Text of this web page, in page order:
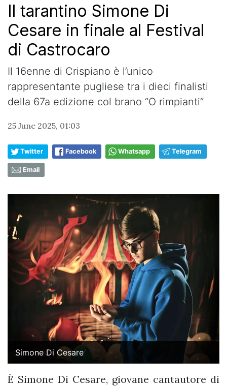
Il tarantino Simone Di
Cesare in finale al Festival
di Castrocaro
Il 16enne di Crispiano è l’unico
rappresentante pugliese tra i dieci finalisti
della 67a edizione col brano “O rimpianti”
25 June 2025, 01:03
Twitter Facebook Whatsapp Telegram
Email
Simone Di Cesare
È Simone Di Cesare, giovane cantautore di